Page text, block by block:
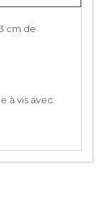
cm de
à vis avec